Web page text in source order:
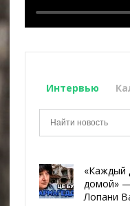
Интервью
«Каждый
домой»
Лопани